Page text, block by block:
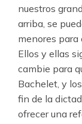
nuestros
arriba, se
menores para
Ellos y ellas
cambie para
Bachelet, y
fin de la
ofrecer una